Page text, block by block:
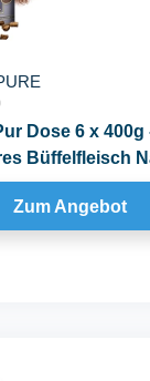
Dose 6 x
Büffelfleisch
Zum Angebot